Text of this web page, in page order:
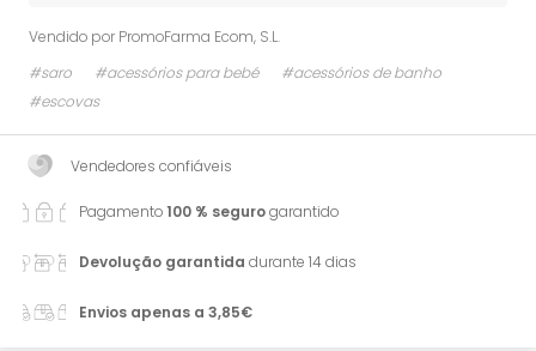
Vendido por PromoFarma Ecom, S.L.
#saro
#acessórios para bebé
#acessórios de banho
#escovas
Vendedores confiáveis
Pagamento100 % segurogarantido
Devolução garantida durante 14 dias
Envios apenas a 3,85€